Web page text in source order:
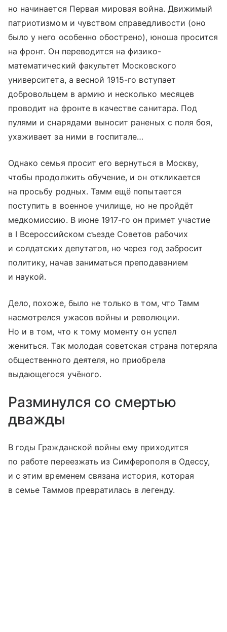
но начинается Первая мировая война. Движимый
патриотизмом и чувством справедливости (оно
было у него особенно обострено), юноша просится
на фронт. Он переводится на физико-
математический факультет Московского
университета, а весной 1915-го вступает
добровольцем в армию и несколько месяцев
проводит на фронте в качестве санитара. Под
пулями и снарядами выносит раненых с поля боя,
ухаживает за ними в госпитале…
Однако семья просит его вернуться в Москву,
чтобы продолжить обучение, и он откликается
на просьбу родных. Тамм ещё попытается
поступить в военное училище, но не пройдёт
медкомиссию. В июне 1917-го он примет участие
в I Всероссийском съезде Советов рабочих
и солдатских депутатов, но через год забросит
политику, начав заниматься преподаванием
и наукой.
Дело, похоже, было не только в том, что Тамм
насмотрелся ужасов войны и революции.
Но и в том, что к тому моменту он успел
жениться. Так молодая советская страна потеряла
общественного деятеля, но приобрела
выдающегося учёного.
Разминулся со смертью
дважды
В годы Гражданской войны ему приходится
по работе переезжать из Симферополя в Одессу,
и с этим временем связана история, которая
в семье Таммов превратилась в легенду.